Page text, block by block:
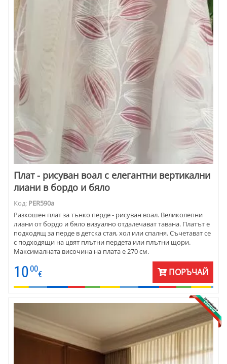
Плат - рисуван воал с елегантни вертикални
лиани в бордо и бяло
Код: PER590а
Разкошен плат за тънко перде - рисуван воал. Великолепни
лиани от бордо и бяло визуално отдалечават тавана. Платът е
подходящ за перде в детска стая, хол или спалня. Съчетават се
с подходящи на цвят плътни пердета или плътни щори.
Максималната височина на плата е 270 см.
10 00
€ ПОРЪЧАЙ